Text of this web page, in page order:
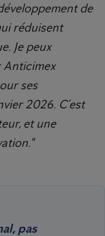
de
réduisent
Je peux
Anticimex
ses
2026. C’est
et une
pas